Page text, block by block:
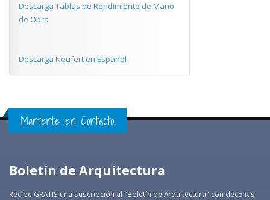
Descarga Tablas de Rendimiento de Mano
de Obra
Descarga Neufert en Español
Mantente en Contacto
Boletín de Arquitectura
Recibe GRATIS una suscripción al "Boletín de Arquitectura" con decenas